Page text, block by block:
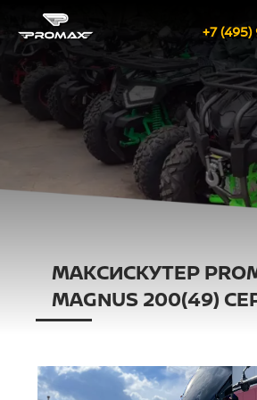
+7
МАКСИСКУТЕР
MAGNUS 200(49)